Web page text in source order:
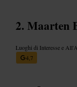
Maarten
Luoghi di Interesse e
4,7